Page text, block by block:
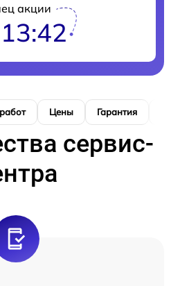
акции
Цены Гарантия
сервис-